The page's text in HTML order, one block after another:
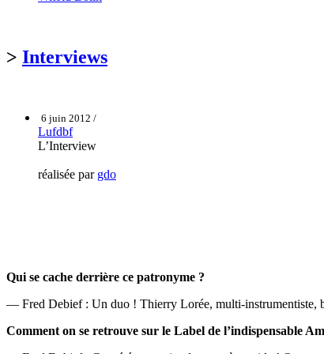
> Interviews
6 juin 2012 /
Lufdbf
L’Interview
réalisée par gdo
Qui se cache derrière ce patronyme ?
— Fred Debief : Un duo ! Thierry Lorée, multi-instrumentiste,
Comment on se retrouve sur le Label de l’indispensable